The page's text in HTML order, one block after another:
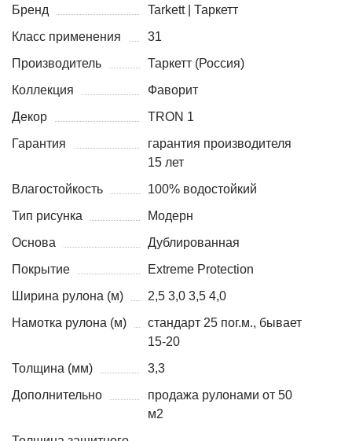
Бренд
Tarkett | Таркетт
Класс применения
31
Производитель
Таркетт (Россия)
Коллекция
Фаворит
Декор
TRON 1
Гарантия
гарантия производителя
15 лет
Влагостойкость
100% водостойкий
Тип рисунка
Модерн
Основа
Дублированная
Покрытие
Extreme Protection
Ширина рулона (м)
2,5 3,0 3,5 4,0
Намотка рулона (м)
стандарт 25 пог.м., бывает
15-20
Толщина (мм)
3,3
Дополнительно
продажа рулонами от 50
м2